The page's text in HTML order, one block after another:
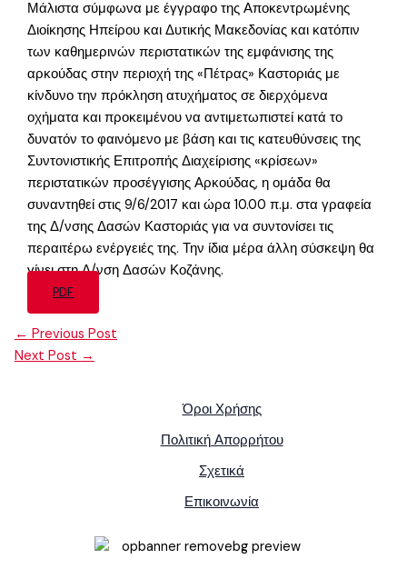
Μάλιστα σύμφωνα με έγγραφο της Αποκεντρωμένης
Διοίκησης Ηπείρου και Δυτικής Μακεδονίας και κατόπιν
των καθημερινών περιστατικών της εμφάνισης της
αρκούδας στην περιοχή της «Πέτρας» Καστοριάς με
κίνδυνο την πρόκληση ατυχήματος σε διερχόμενα
οχήματα και προκειμένου να αντιμετωπιστεί κατά το
δυνατόν το φαινόμενο με βάση και τις κατευθύνσεις της
Συντονιστικής Επιτροπής Διαχείρισης «κρίσεων»
περιστατικών προσέγγισης Αρκούδας, η ομάδα θα
συναντηθεί στις 9/6/2017 και ώρα 10.00 π.μ. στα γραφεία
της Δ/νσης Δασών Καστοριάς για να συντονίσει τις
περαιτέρω ενέργειές της. Την ίδια μέρα άλλη σύσκεψη θα
γίνει στη Δ/νση Δασών Κοζάνης.
PDF
← Previous Post
Next Post →
Όροι Χρήσης
Πολιτική Απορρήτου
Σχετικά
Επικοινωνία